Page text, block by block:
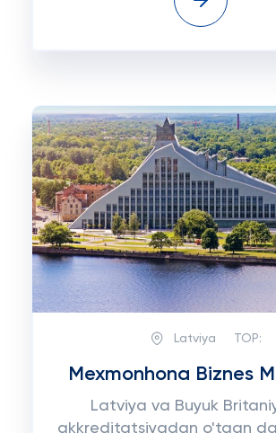
Latviya TOP:
Mexmonhona Biznes
Latviya va Buyuk
akkreditatsiyadan o'tgan